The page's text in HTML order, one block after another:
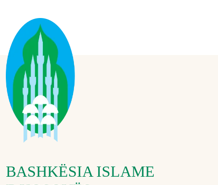
BASHKËSIA ISLAME